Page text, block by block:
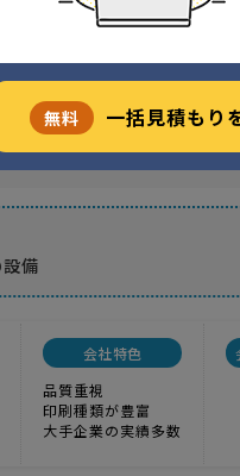
から対応
自の設備
備
会社特色
品質重視
印刷種類が豊富
大手企業の実績多数
無料 一括見積もり